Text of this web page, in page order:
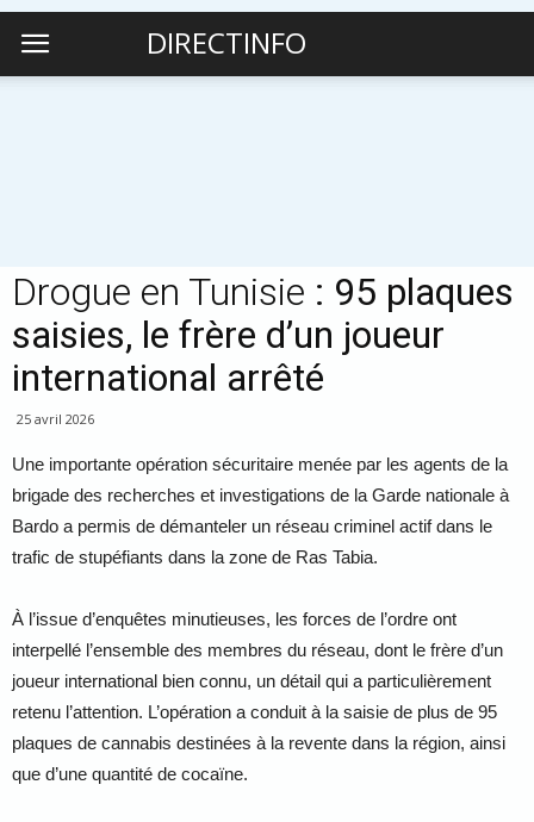
DIRECTINFO
Drogue en Tunisie : 95 plaques
saisies, le frère d’un joueur
international arrêté
25 avril 2026
Une importante opération sécuritaire menée par les agents de la
brigade des recherches et investigations de la Garde nationale à
Bardo a permis de démanteler un réseau criminel actif dans le
trafic de stupéfiants dans la zone de Ras Tabia.
À l’issue d’enquêtes minutieuses, les forces de l’ordre ont
interpellé l’ensemble des membres du réseau, dont le frère d’un
joueur international bien connu, un détail qui a particulièrement
retenu l’attention. L’opération a conduit à la saisie de plus de 95
plaques de cannabis destinées à la revente dans la région, ainsi
que d’une quantité de cocaïne.